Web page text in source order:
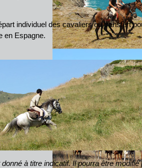
individuel des cavaliers ou transfert
en Espagne.
à titre indicatif. Il pourra être